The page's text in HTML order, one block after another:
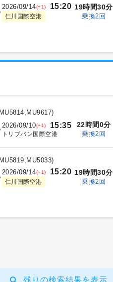
2026/09/14(+1) 15:20
仁川国際空港
19時間30分
乗換2回
)
2026/09/10(+1) 15:35
トリブバン国際空港
22時間0分
乗換2回
)
2026/09/14(+1) 15:20
仁川国際空港
19時間30分
乗換2回
残りの検索結果を表示